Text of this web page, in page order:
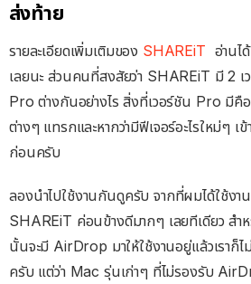
ส่งท้าย
รายละเอียดเพิ่มเติมของ SHAREiT อ่านไ
เลยนะ ส่วนคนที่สงสัยว่า SHAREiT มี 2 เ
Pro ต่างกันอย่างไร สิ่งที่เวอร์ชัน Pro มีคื
ต่างๆ แทรกและหากว่ามีฟีเจอร์อะไรใหม่ๆ เข้
ก่อนครับ
ลองนำไปใช้งานกันดูครับ จากที่ผมได้ใช้งา
SHAREiT ค่อนข้างดีมากๆ เลยทีเดียว สำ
นั้นจะมี AirDrop มาให้ใช้งานอยู่แล้วเราก็
ครับ แต่ว่า Mac รุ่นเก่าๆ ที่ไม่รองรับ